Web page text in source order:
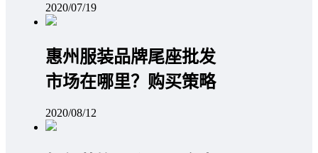
2020/07/19
惠州服装品牌尾座批发
市场在哪里？购买策略
2020/08/12